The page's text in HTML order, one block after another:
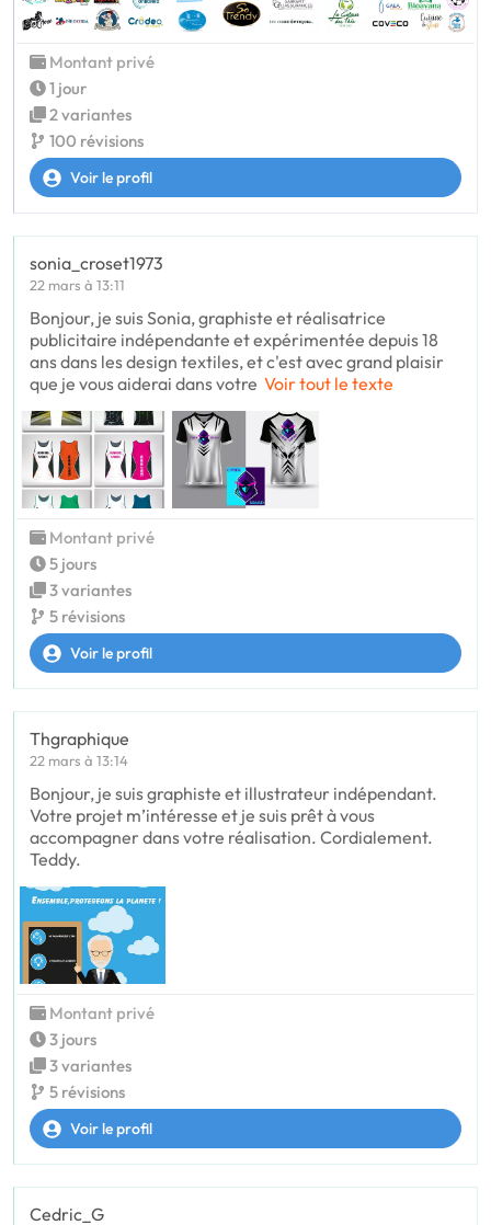
Montant privé
1 jour
2 variantes
100 révisions
Voir le profil
sonia_croset1973
22 mars à 13:11
Bonjour, je suis Sonia, graphiste et réalisatrice
publicitaire indépendante et expérimentée depuis 18
ans dans les design textiles, et c'est avec grand plaisir
que je vous aiderai dans votre Voir tout le texte
Montant privé
5 jours
3 variantes
5 révisions
Voir le profil
Thgraphique
22 mars à 13:14
Bonjour, je suis graphiste et illustrateur indépendant.
Votre projet m’intéresse et je suis prêt à vous
accompagner dans votre réalisation. Cordialement.
Teddy.
Montant privé
3 jours
3 variantes
5 révisions
Voir le profil
Cedric_G